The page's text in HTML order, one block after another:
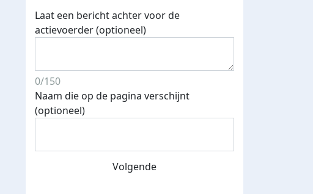
Streefbedrag verhoogd
Laat een bericht achter voor de
actievoerder (optioneel)
0/150
Naam die op de pagina verschijnt
(optioneel)
Volgende